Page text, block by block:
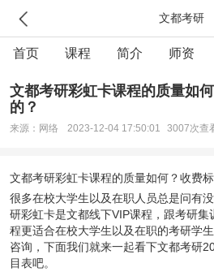
文都考研
首页 课程 简介 师资
文都考研彩虹卡课程的质量如
的？
来源：网络 2023-12-04 17:50:01 3007次查
文都考研彩虹卡课程的质量如何？收费
很多在校大学生以及在职人员总是问有
研彩虹卡是文都线下VIP课程，跟考研
程更适合在校大学生以及在职的考研学
咨询，下面我们就来一起看下文都考研
目表吧。